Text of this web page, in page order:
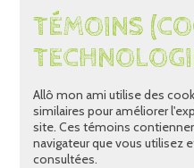
TÉMOINS
Allô mon ami utilise des
similaires pour améliorer
site. Ces témoins
navigateur que vous utilisez
consultées.